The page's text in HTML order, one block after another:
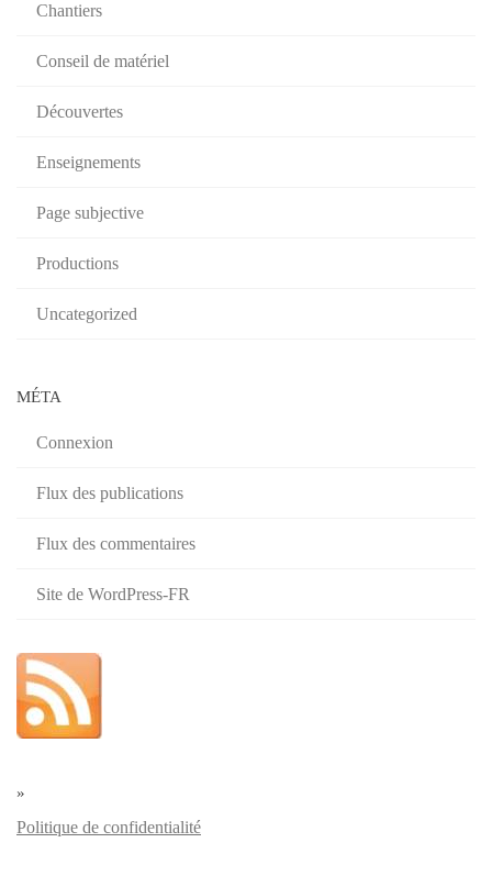
Chantiers
Conseil de matériel
Découvertes
Enseignements
Page subjective
Productions
Uncategorized
MÉTA
Connexion
Flux des publications
Flux des commentaires
Site de WordPress-FR
»
Politique de confidentialité